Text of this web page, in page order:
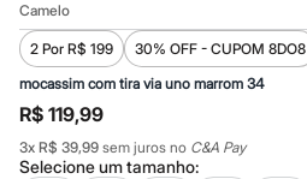
3 itens de beleza por R$129
Até 20% off
Até 40% off
Até 60% off
A partir de 60% off
Feminino
Em alta
Inverno
Camelo
2 Por R$ 199 30% OFF - CUPOM 8DO8
mocassim com tira via uno marrom 34
R$ 119,99
3x R$ 39,99 sem juros no C&A Pay
Selecione umtamanho: